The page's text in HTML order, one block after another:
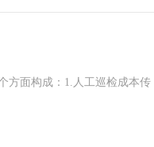
方面构成：1.人工巡检成本传